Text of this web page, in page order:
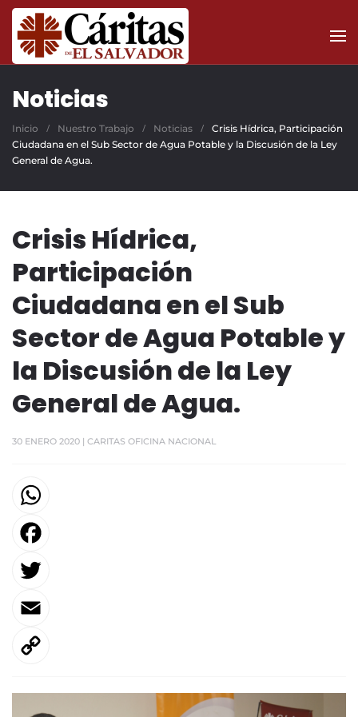
Skip to main content
Noticias
Inicio Nuestro Trabajo Noticias
Crisis Hídrica, Participación
Ciudadana en el Sub Sector de Agua Potable y la Discusión de la Ley
General de Agua.
Crisis Hídrica,
Participación
Ciudadana en el Sub
Sector de Agua Potable y
la Discusión de la Ley
General de Agua.
30 ENERO 2020 | CARITAS OFICINA NACIONAL